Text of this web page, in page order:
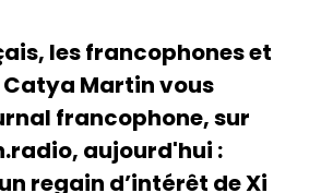
les francophones et
Martin vous
francophone, sur
aujourd'hui :
regain d’intérêt de Xi